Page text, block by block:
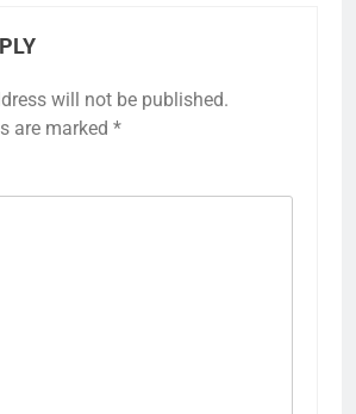
will not be published.
are marked *